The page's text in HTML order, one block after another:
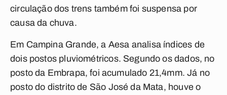
circulação dos trens também foi suspensa por
causa da chuva.
Em Campina Grande, a Aesa analisa índices de
dois postospluviométricos. Segundo os dados, no
posto da Embrapa, foi acumulado 21,4mm. Já no
posto do distrito de São José da Mata, houve o